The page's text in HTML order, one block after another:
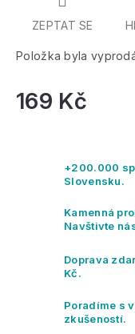
169 Kč
Položka byla
ZEPTAT SE
+200.000
Slovensku.
Kamenná
Navštivte
Doprava
Kč.
Poradíme s
zkušeností.